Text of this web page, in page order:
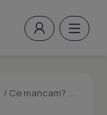
/ Ce mancam? Unt sau margarina?